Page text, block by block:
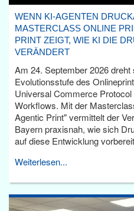
WENN KI-AGENTEN
MASTERCLASS ONLINE
PRINT ZEIGT, WIE KI DIE
VERÄNDERT
Am 24. September 2026
Evolutionsstufe des
Universal Commerce
Workflows. Mit der
Agentic Print" vermittelt der
Bayern praxisnah, wie sich
auf diese Entwicklung
Weiterlesen...